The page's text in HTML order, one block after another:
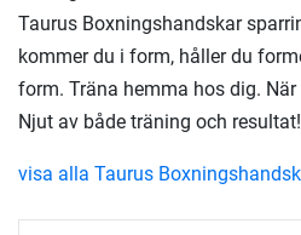
Taurus Boxningshandskar
kommer du i form, håller du
form. Träna hemma hos dig.
Njut av både träning och resultat!
visa alla Taurus